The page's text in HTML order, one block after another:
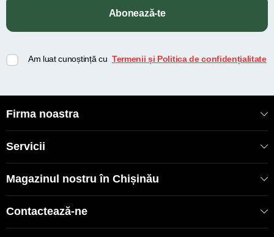
Abonează-te
Am luat cunoștință cu Termenii și Politica de confidențialitate
Firma noastra
Servicii
Magazinul nostru în Chișinău
Contactează-ne